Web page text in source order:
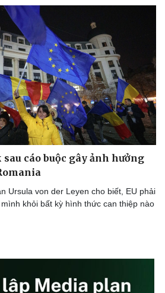
cáo buộc gây ảnh hưởng
Ursula von der Leyen cho biết, EU phải
khỏi bất kỳ hình thức can thiệp nào